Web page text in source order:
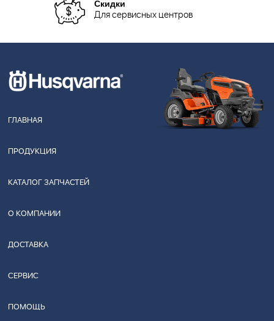
Скидки
Для сервисных центров
ГЛАВНАЯ
ПРОДУКЦИЯ
КАТАЛОГ ЗАПЧАСТЕЙ
О КОМПАНИИ
ДОСТАВКА
СЕРВИС
ПОМОЩЬ